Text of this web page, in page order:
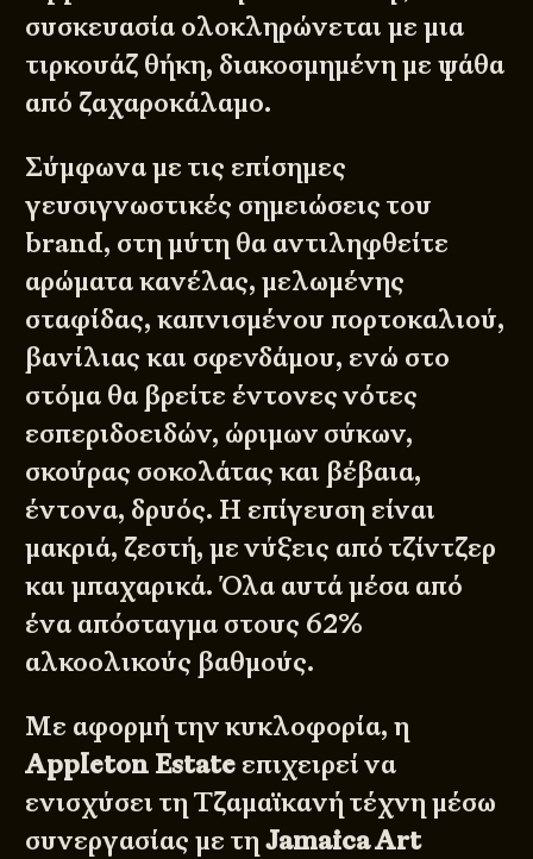
συσκευασία ολοκληρώνεται με μια
τιρκουάζ θήκη, διακοσμημένη με ψάθα
από ζαχαροκάλαμο.
Σύμφωνα με τις επίσημες
γευσιγνωστικές σημειώσεις του
brand, στη μύτη θα αντιληφθείτε
αρώματα κανέλας, μελωμένης
σταφίδας, καπνισμένου πορτοκαλιού,
βανίλιας και σφενδάμου, ενώ στο
στόμα θα βρείτε έντονες νότες
εσπεριδοειδών, ώριμων σύκων,
σκούρας σοκολάτας και βέβαια,
έντονα, δρυός. Η επίγευση είναι
μακριά, ζεστή, με νύξεις από τζίντζερ
και μπαχαρικά. Όλα αυτά μέσα από
ένα απόσταγμα στους 62%
αλκοολικούς βαθμούς.
Με αφορμή την κυκλοφορία, η
Appleton Estate επιχειρεί να
ενισχύσει τη Τζαμαϊκανή τέχνη μέσω
συνεργασίας με τηJamaica Art